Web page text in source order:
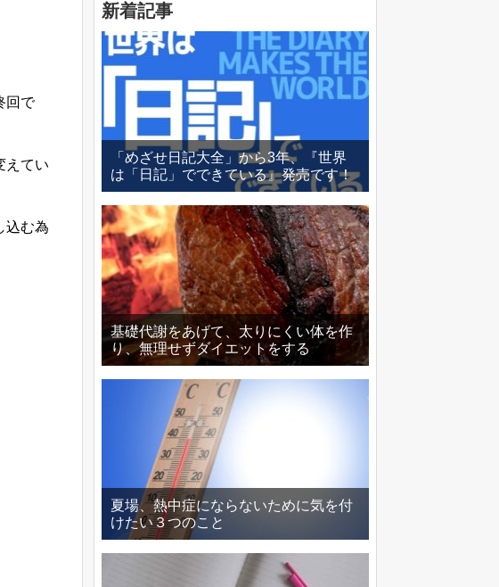
回で
えてい
込む為
新着記事
「めざせ日記大全」から3年、『世界
は「日記」でできている』発売です！
基礎代謝をあげて、太りにくい体を作
り、無理せずダイエットをする
夏場、熱中症にならないために気を付
けたい３つのこと